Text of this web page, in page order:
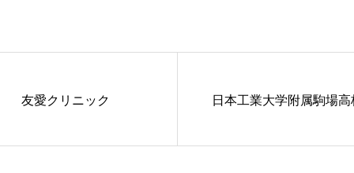
友愛クリニック 日本工業大学附属駒場高